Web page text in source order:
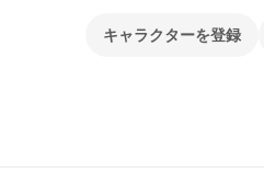
キャラクターを登録